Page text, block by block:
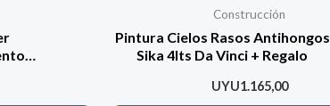
Construcción
Pintura Cielos Rasos Antihongos
Sika 4lts Da Vinci + Regalo
UYU1.165,00